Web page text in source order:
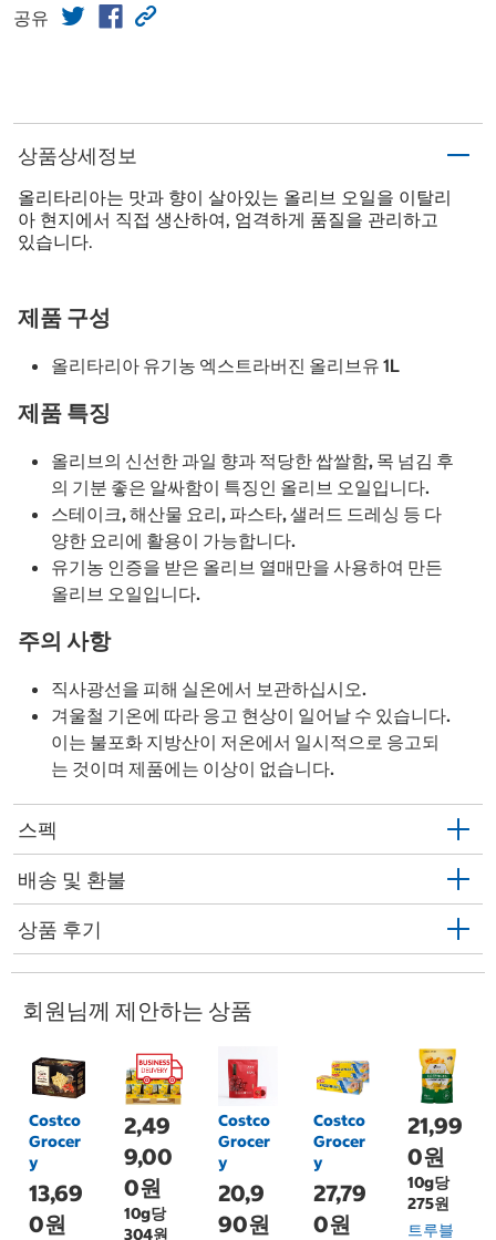
공유
상품상세정보
올리타리아는 맛과 향이 살아있는 올리브 오일을 이탈리
아 현지에서 직접 생산하여, 엄격하게 품질을 관리하고
있습니다.
제품 구성
올리타리아 유기농 엑스트라버진 올리브유 1L
제품 특징
올리브의 신선한 과일 향과 적당한 쌉쌀함, 목 넘김 후
의 기분 좋은 알싸함이 특징인 올리브 오일입니다.
스테이크, 해산물 요리, 파스타, 샐러드 드레싱 등 다
양한 요리에 활용이 가능합니다.
유기농 인증을 받은 올리브 열매만을 사용하여 만든
올리브 오일입니다.
주의 사항
직사광선을 피해 실온에서 보관하십시오.
겨울철 기온에 따라 응고 현상이 일어날 수 있습니다.
이는 불포화 지방산이 저온에서 일시적으로 응고되
는 것이며 제품에는 이상이 없습니다.
스펙
배송 및 환불
상품 후기
회원님께 제안하는 상품
Costco
Grocer
y
13,69
0원
2,49
9,00
0원
10g당
304원
Costco
Grocer
y
20,9
90원
Costco
Grocer
y
27,79
0원
21,99
0원
10g당
275원
트루블